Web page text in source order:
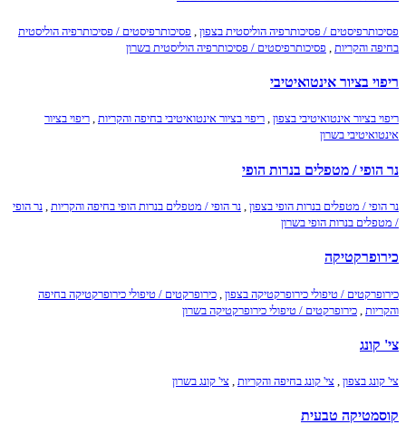
פסיכותרפיסטים / פסיכותרפיה הוליסטית בצפון
פסיכותרפיסטים / פסיכותרפיה הוליסטית
בחיפה והקריות
פסיכותרפיסטים / פסיכותרפיה הוליסטית בשרון
ריפוי בציור אינטואיטיבי
ריפוי בציור אינטואיטיבי בצפון , ריפוי בציור אינטואיטיבי בחיפה והקריות , ריפוי בציור
אינטואיטיבי בשרון
נר הופי / מטפלים בנרות הופי
נר הופי / מטפלים בנרות הופי בצפון , נר הופי / מטפלים בנרות הופי בחיפה והקריות , נר הופי
/ מטפלים בנרות הופי בשרון
כירופרקטיקה
כירופרקטים / טיפולי כירופרקטיקה בצפון כירופרקטים / טיפולי כירופרקטיקה בחיפה
והקריות
כירופרקטים / טיפולי כירופרקטיקה בשרון
צי' קונג
צי' קונג בצפון , צי' קונג בחיפה והקריות , צי' קונג בשרון
קוסמטיקה טבעית